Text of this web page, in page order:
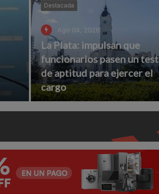
Destacada
Ago 04, 2026
La Plata: impulsan que
funcionarios pasen un test
de aptitud para ejercer el
cargo